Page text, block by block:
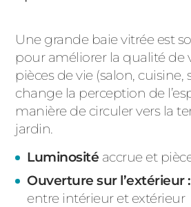
Une grande baie vitrée est
pour améliorer la qualité de
pièces de vie (salon, cuisine,
change la perception de
manière de circuler vers la
jardin.
Luminosité accrue et
Ouverture sur l’extérieur :
entre intérieur et extérieur